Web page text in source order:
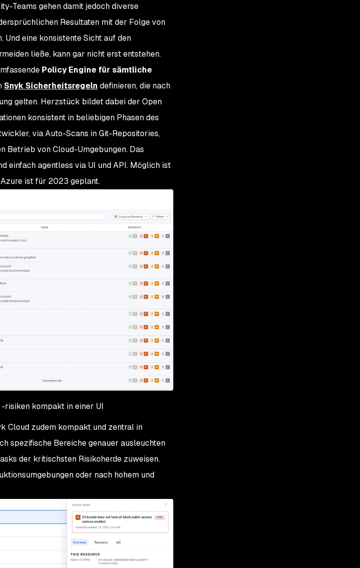
Teams gehen damit jedoch diverse
Resultaten mit der Folge von
Und eine konsistente Sicht auf den
ließe, kann gar nicht erst entstehen.
Policy Engine für sämtliche
Snyk Sicherheitsregeln definieren, die nach
gelten. Herzstück bildet dabei der Open
konsistent in beliebigen Phasen des
via Auto-Scans in Git-Repositories,
Betrieb von Cloud-Umgebungen. Das
einfach agentless via UI und API. Möglich ist
ist für 2023 geplant.
risiken kompakt in einer UI
Cloud zudem kompakt und zentral in
spezifische Bereiche genauer ausleuchten
der kritischsten Risikoherde zuweisen.
oder nach hohem und